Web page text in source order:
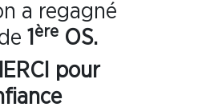
a regagné
1 ère OS.
pour